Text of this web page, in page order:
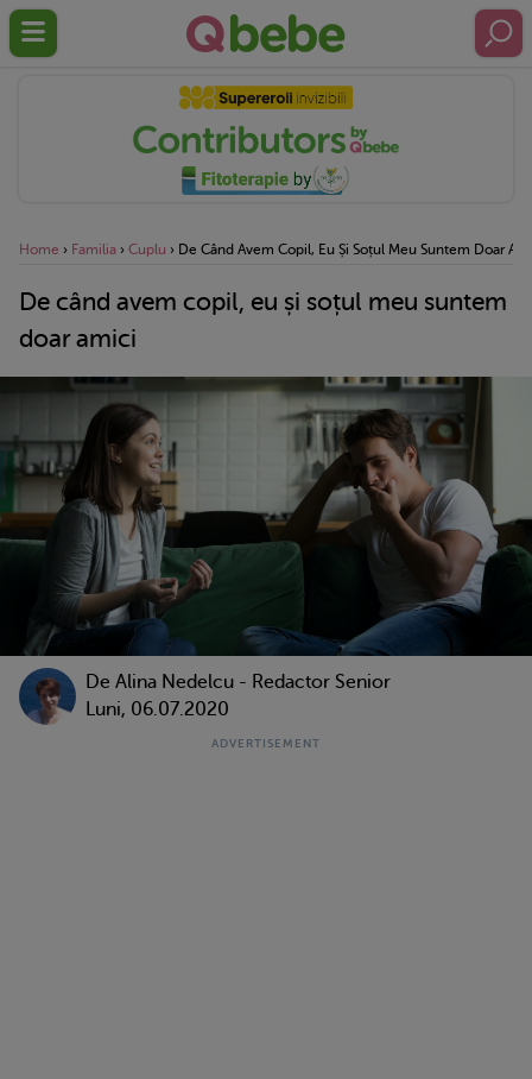
Home › Familia › Cuplu › De Când Avem Copil, Eu Și Soțul Meu Suntem Doar
De când avem copil, eu și soțul meu suntem
doar amici
De Alina Nedelcu - Redactor Senior
Luni, 06.07.2020